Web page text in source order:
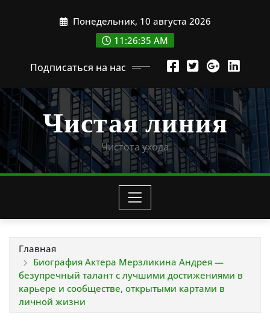
Понедельник, 10 августа 2026
11:26:36 AM
Подписаться на нас
Чистая линия
Чистота ухода
Главная
Биография Актера Мерзликина Андрея —
безупречный талант с лучшими достижениями в
карьере и сообществе, открытыми картами в
личной жизни